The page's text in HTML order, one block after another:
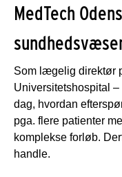
MedTech
Som lægelig direktør
Universitetshospital
dag, hvordan
pga. flere patienter
komplekse forløb.
handle.